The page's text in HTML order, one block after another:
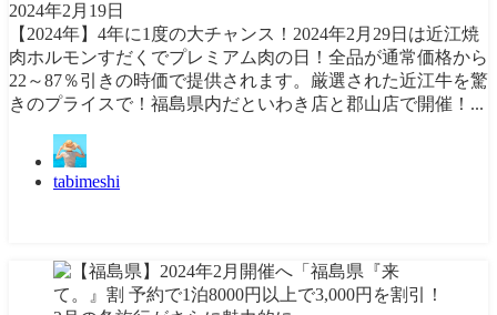
2024年2月19日
【2024年】4年に1度の大チャンス！2024年2月29日は近江焼
肉ホルモンすだくでプレミアム肉の日！全品が通常価格から
22～87％引きの時価で提供されます。厳選された近江牛を驚
きのプライスで！福島県内だといわき店と郡山店で開催！...
tabimeshi